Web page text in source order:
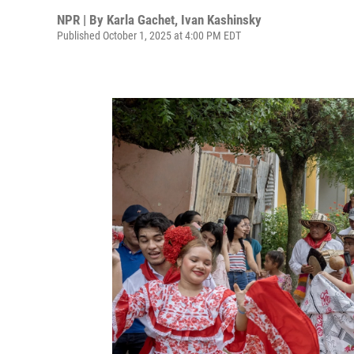
NPR | By Karla Gachet, Ivan Kashinsky
Published October 1, 2025 at 4:00 PM EDT